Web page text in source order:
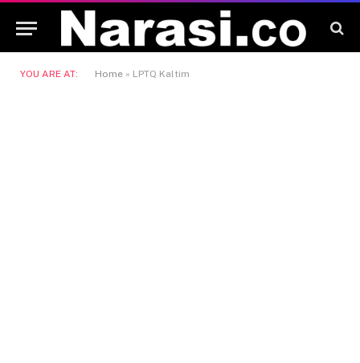
YOU ARE AT: Home » LPTQ Kaltim